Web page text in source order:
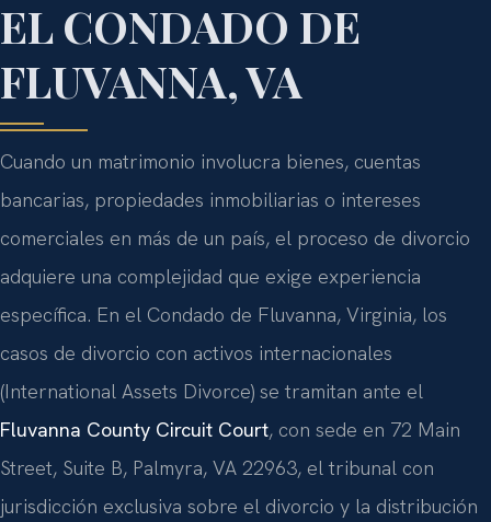
EL CONDADO DE
FLUVANNA, VA
Cuando un matrimonio involucra bienes, cuentas
bancarias, propiedades inmobiliarias o intereses
comerciales en más de un país, el proceso de divorcio
adquiere una complejidad que exige experiencia
específica. En el Condado de Fluvanna, Virginia, los
casos de divorcio con activos internacionales
(International Assets Divorce) se tramitan ante el
Fluvanna County Circuit Court, con sede en 72 Main
Street, Suite B, Palmyra, VA 22963, el tribunal con
jurisdicción exclusiva sobre el divorcio y la distribución